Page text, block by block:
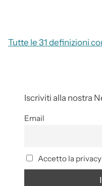
Tutte le 31 definizioni
Iscriviti alla nostra
Email
Accetto la